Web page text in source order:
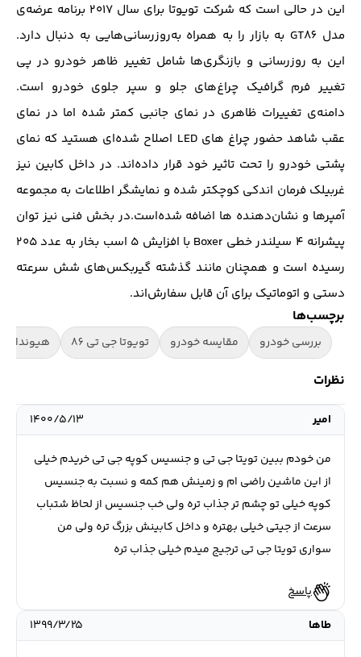
این در حالی است که شرکت تویوتا برای سال ۲۰۱۷ برنامه عرضه‌ی
مدل GT86 به بازار را به همراه به‌روز‌رسانی‌هایی به دنبال دارد.
این به روزرسانی و بازنگری‌ها شامل تغییر ظاهر خودرو در پی
تغییر فرم گرافیک چراغ‌های جلو و سپر جلوی خودرو است.
دامنه‌ی تغییرات ظاهری در نمای جانبی کمتر شده اما در نمای
عقب شاهد حضور چراغ های LED اصلاح شده‌ای هستید که نمای
پشتی خودرو را تحت تاثیر خود قرار داده‌‌اند. در داخل کابین نیز
غربیلک فرمان اندکی کوچکتر شده و نمایشگر اطلاعات به مجموعه
آمپر‌ها و نشان‌دهنده ها اضافه شده‌است.در بخش فنی نیز توان
پیشرانه ۴ سیلندر خطی Boxer با افزایش ۵ اسب بخار به عدد ۲۰۵
رسیده است و همچنان مانند گذشته گیربکس‌های شش سرعته
دستی و اتوماتیک برای آن قابل سفارش‌اند.
برچسب‌ها
بررسی خودرو مقایسه خودرو تویوتا جی تی 86
نظرات
امير ۱۴۰۰/۵/۱۳
من خودم ببين تويتا جي تي و جنسيس كوپه جي تي خريدم خيلي
از اين ماشين راضي ام و زمينش هم كمه و نسبت به جنسيس
كوپه خيلي تو چشم تر جذاب تره ولي خب جنسيس از لحاظ شتباب
سرعت از جيتي خيلي بهتره و داخل كابينش بزرگ تره ولي من
سواري تويتا جي تي ترجيج ميدم خيلي جذاب تره
پاسخ
طاها
۱۳۹۹/۳/۲۵